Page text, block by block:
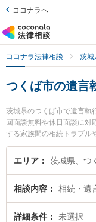
ココナラへ
ココナラ法律相談 茨城
つくば市の遺言
茨城県のつくば市で遺言執
回面談無料や休日面談に対
する家族間の相続トラブル
込み検索もでき便利です。
国際法律事務所の関根 光
ロフィール情報や弁護士
い』『遺言執行者の選任
い』『初回相談無料で遺言
に相談予約したい』などで
エリア 茨城県、つ
相談内容 相続・遺
詳細条件 未選択